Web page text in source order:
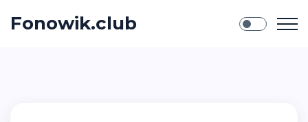
Fonowik.club